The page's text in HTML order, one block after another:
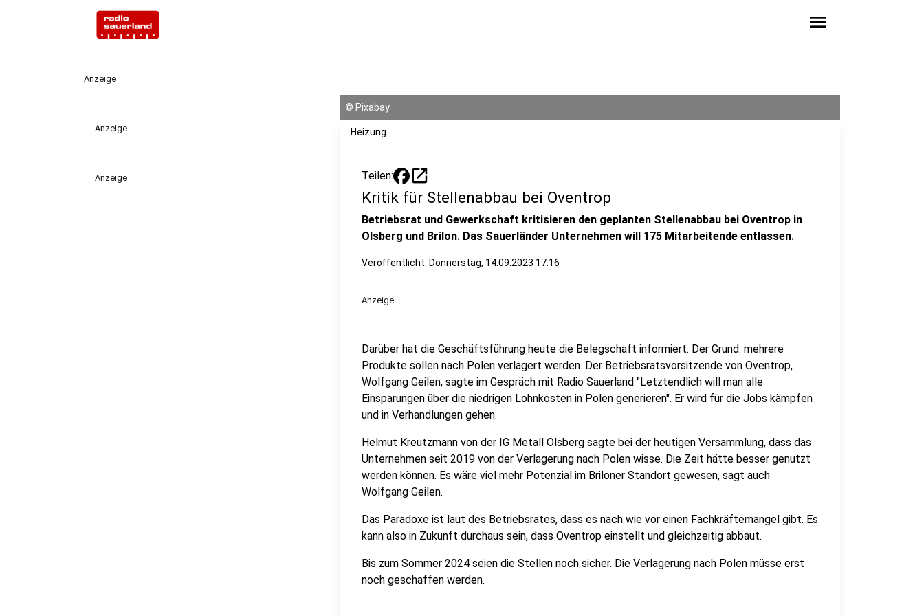
menu
Anzeige
Anzeige
Anzeige
© Pixabay
Heizung
Teilen: open_in_new
Kritik für Stellenabbau bei Oventrop
Betriebsrat und Gewerkschaft kritisieren den geplanten Stellenabbau bei Oventrop in
Olsberg und Brilon. Das Sauerländer Unternehmen will 175 Mitarbeitende entlassen.
Veröffentlicht: Donnerstag, 14.09.2023 17:16
Anzeige
Darüber hat die Geschäftsführung heute die Belegschaft informiert. Der Grund: mehrere
Produkte sollen nach Polen verlagert werden. Der Betriebsratsvorsitzende von Oventrop,
Wolfgang Geilen, sagte im Gespräch mit Radio Sauerland "Letztendlich will man alle
Einsparungen über die niedrigen Lohnkosten in Polen generieren". Er wird für die Jobs kämpfen
und in Verhandlungen gehen.
Helmut Kreutzmann von der IG Metall Olsberg sagte bei der heutigen Versammlung, dass das
Unternehmen seit 2019 von der Verlagerung nach Polen wisse. Die Zeit hätte besser genutzt
werden können. Es wäre viel mehr Potenzial im Briloner Standort gewesen, sagt auch
Wolfgang Geilen.
Das Paradoxe ist laut des Betriebsrates, dass es nach wie vor einen Fachkräftemangel gibt. Es
kann also in Zukunft durchaus sein, dass Oventrop einstellt und gleichzeitig abbaut.
Bis zum Sommer 2024 seien die Stellen noch sicher. Die Verlagerung nach Polen müsse erst
noch geschaffen werden.